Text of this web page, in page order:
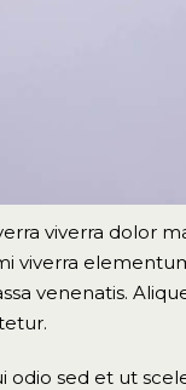
viverra dolor
viverra
venenatis.
odio sed et ut